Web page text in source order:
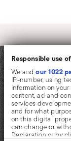
Responsible use
We andour 1022
IP-number, using
information on
content, ad and
services
and for what
on this digital
can change or
Declaration or by